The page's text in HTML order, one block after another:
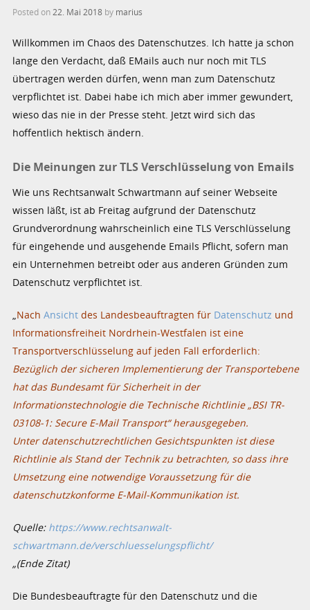
Posted on 22. Mai 2018 by marius
Willkommen im Chaos des Datenschutzes. Ich hatte ja schon
lange den Verdacht, daß EMails auch nur noch mit TLS
übertragen werden dürfen, wenn man zum Datenschutz
verpflichtet ist. Dabei habe ich mich aber immer gewundert,
wieso das nie in der Presse steht. Jetzt wird sich das
hoffentlich hektisch ändern.
Die Meinungen zur TLS Verschlüsselung von Emails
Wie uns Rechtsanwalt Schwartmann auf seiner Webseite
wissen läßt, ist ab Freitag aufgrund der Datenschutz
Grundverordnung wahrscheinlich eine TLS Verschlüsselung
für eingehende und ausgehende Emails Pflicht, sofern man
ein Unternehmen betreibt oder aus anderen Gründen zum
Datenschutz verpflichtet ist.
„Nach Ansicht des Landesbeauftragten für Datenschutz und
Informationsfreiheit Nordrhein-Westfalen ist eine
Transportverschlüsselung auf jeden Fall erforderlich:
Bezüglich der sicheren Implementierung der Transportebene
hat das Bundesamt für Sicherheit in der
Informationstechnologie die Technische Richtlinie „BSI TR-
03108-1: Secure E-Mail Transport“ herausgegeben.
Unter datenschutzrechtlichen Gesichtspunkten ist diese
Richtlinie als Stand der Technik zu betrachten, so dass ihre
Umsetzung eine notwendige Voraussetzung für die
datenschutzkonforme E-Mail-Kommunikation ist.
Quelle: https://www.rechtsanwalt-
schwartmann.de/verschluesselungspflicht/
„(Ende Zitat)
Die Bundesbeauftragte für den Datenschutz und die